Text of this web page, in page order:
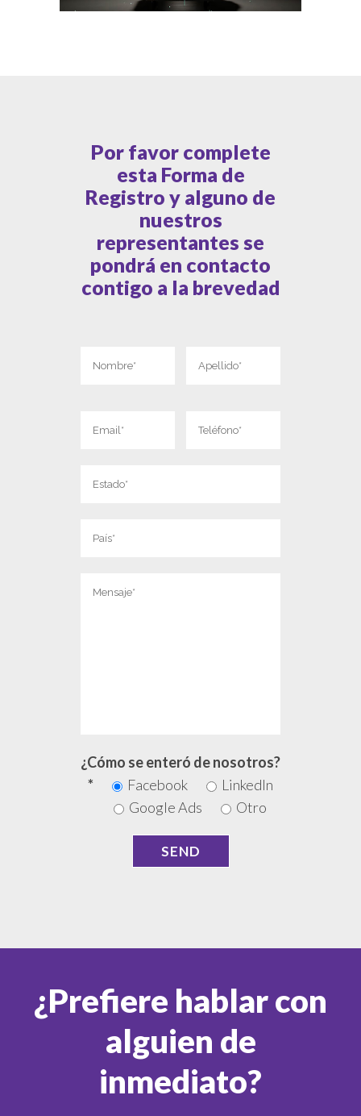
Por favor complete
esta Forma de
Registro y alguno de
nuestros
representantes se
pondrá en contacto
contigo a la brevedad
¿Cómo se enteró de nosotros?
*
Facebook
LinkedIn
Google Ads
Otro
¿Prefiere hablar con
alguien de
inmediato?